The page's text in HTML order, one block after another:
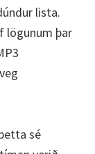
lista.
lögunum þar
sé